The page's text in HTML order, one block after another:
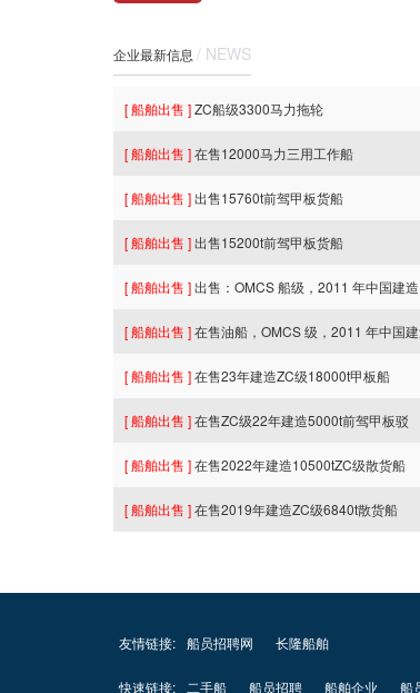
企业最新信息 / NEWS
[ 船舶出售 ]ZC船级3300马力拖轮
[ 船舶出售 ]在售12000马力三用工作船
[ 船舶出售 ]出售15760t前驾甲板货船
[ 船舶出售 ]出售15200t前驾甲板货船
[ 船舶出售 ]出售：OMCS 船级，2011 年中国建
[ 船舶出售 ]在售油船，OMCS 级，2011 年中国
[ 船舶出售 ]在售23年建造ZC级18000t甲板船
[ 船舶出售 ]在售ZC级22年建造5000t前驾甲板驳
[ 船舶出售 ]在售2022年建造10500tZC级散货船
[ 船舶出售 ]在售2019年建造ZC级6840t散货船
友情链接: 船员招聘网 长隆船舶
快速链接: 二手船 船员招聘 船舶企业 船